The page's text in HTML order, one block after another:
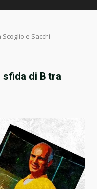
e Sacchi
sfida di B tra